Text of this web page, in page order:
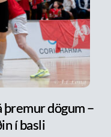
dögum –
í basli